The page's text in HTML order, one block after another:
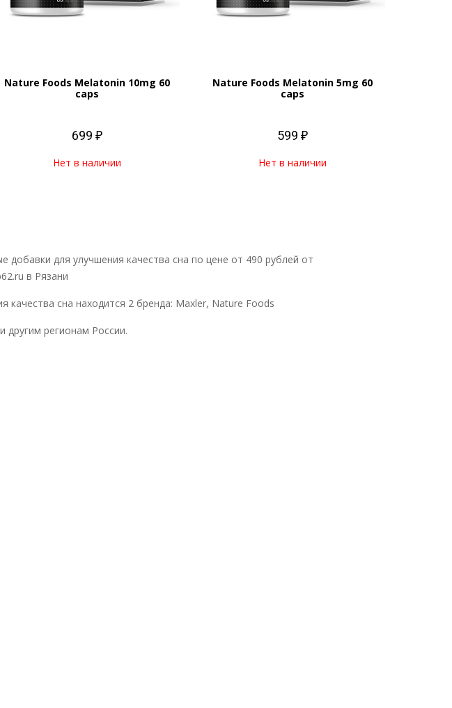
Nature Foods Melatonin 10mg 60
caps
699 ₽
Нет в наличии
Nature Foods Melatonin 5mg 60
caps
599 ₽
Нет в наличии
добавки для улучшения качества сна по цене от 490 рублей от
в Рязани
качества сна находится 2 бренда: Maxler, Nature Foods
другим регионам России.